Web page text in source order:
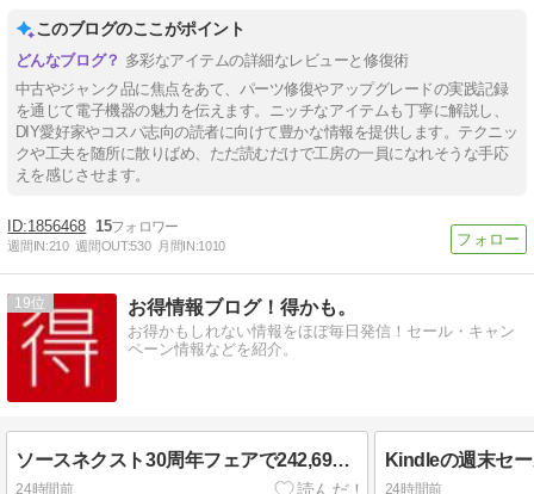
このブログのここがポイント
多彩なアイテムの詳細なレビューと修復術
中古やジャンク品に焦点をあて、パーツ修復やアップグレードの実践記録
を通じて電子機器の魅力を伝えます。ニッチなアイテムも丁寧に解説し、
DIY愛好家やコスパ志向の読者に向けて豊かな情報を提供します。テクニッ
クや工夫を随所に散りばめ、ただ読むだけで工房の一員になれそうな手応
えを感じさせます。
1856468 15
週間IN:210 週間OUT:530 月間IN:1010
19 お得情報ブログ！得かも。
お得かもしれない情報をほぼ毎日発信！セール・キャン
ペーン情報などを紹介。
ソースネクスト30周年フェアで242,691円相当のソフトが3万円（8/17まで）
24時間前 24時間前